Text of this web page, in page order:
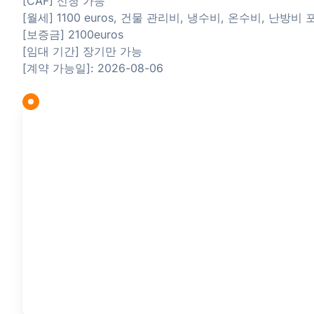
[월세] 1100 euros, 건물 관리비, 냉수비, 온수비, 난방비
[보증금] 2100euros
[임대 기간] 장기만 가능
[계약 가능일]: 2026-08-06